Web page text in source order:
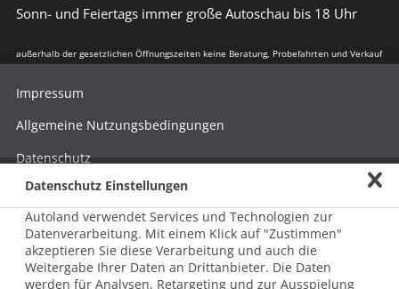
Sonn- und Feiertags immer große Autoschau bis 18 Uhr
außerhalb der gesetzlichen Öffnungszeiten keine Beratung, Probefahrten und Verkauf
© 2026 AUTOLAND 24 SE & Co. Betriebs KG
Impressum
Allgemeine Nutzungsbedingungen
Datenschutz
Hinweisgebersystem nach HinSchG
Beschwerde nach LkSG
Grundsatzerklärung zum LkSG
Datenschutz Einstellungen
Autoland verwendet Services und Technologien zur
Datenverarbeitung. Mit einem Klick auf "Zustimmen"
akzeptieren Sie diese Verarbeitung und auch die
Weitergabe Ihrer Daten an Drittanbieter. Die Daten
werden für Analysen, Retargeting und zur Ausspielung